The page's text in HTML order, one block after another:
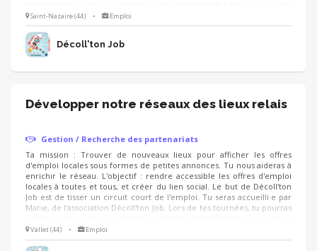
pas à jour dans la diffusion des offres d'emploi.
Saint-Nazaire (44) • Emploi
Décoll'ton Job
Développer notre réseaux des lieux relais
Gestion / Recherche des partenariats
Ta mission : Trouver de nouveaux lieux pour afficher les offres
d'emploi locales sous formes de petites annonces. Tu nous aideras à
enrichir le réseau. L'objectif : rendre accessible les offres d'emploi
locales à toutes et tous, et créer du lien social. Le but de Décoll'ton
Job est de tisser un circuit court de l'emploi. Tu seras accueilli·e par
Marie, de l'association Décoll'ton Job. Lors de tes tournées, tu pourras
pas à jour dans la diffusion des offres d'emploi.
Vallet (44) • Emploi